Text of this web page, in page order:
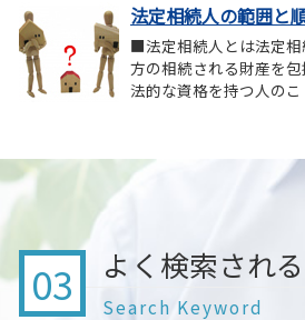
法定相続人の範囲と
■法定相続人とは法定
方の相続される財産を
法的な資格を持つ人の
03 よく検索され
Search Keyword